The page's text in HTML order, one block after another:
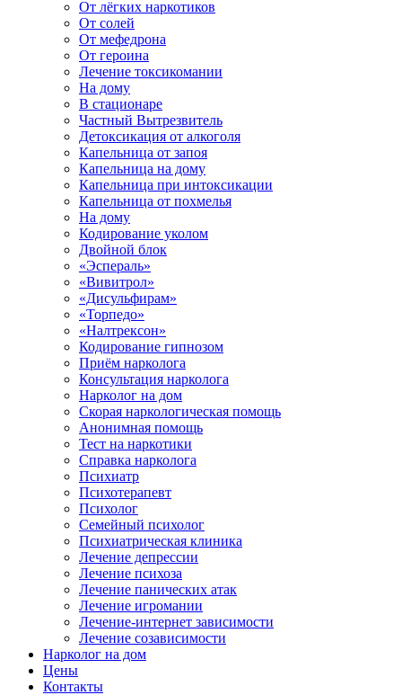
От лёгких наркотиков
От солей
От мефедрона
От героина
Лечение токсикомании
На дому
В стационаре
Частный Вытрезвитель
Детоксикация от алкоголя
Капельница от запоя
Капельница на дому
Капельница при интоксикации
Капельница от похмелья
На дому
Кодирование уколом
Двойной блок
«Эспераль»
«Вивитрол»
«Дисульфирам»
«Торпедо»
«Налтрексон»
Кодирование гипнозом
Приём нарколога
Консультация нарколога
Нарколог на дом
Скорая наркологическая помощь
Анонимная помощь
Тест на наркотики
Справка нарколога
Психиатр
Психотерапевт
Психолог
Семейный психолог
Психиатрическая клиника
Лечение депрессии
Лечение психоза
Лечение панических атак
Лечение игромании
Лечение-интернет зависимости
Лечение созависимости
Нарколог на дом
Цены
Контакты